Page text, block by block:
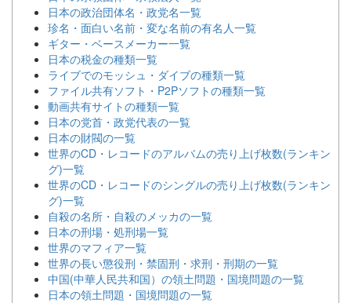
日本の政治団体名・政党名一覧
珍名・面白い名前・変な名前の有名人一覧
ギター・ベースメーカー一覧
日本の税金の種類一覧
ライブでのモッシュ・ダイブの種類一覧
ファイル共有ソフト・P2Pソフトの種類一覧
動画共有サイトの種類一覧
日本の党首・政党代表の一覧
日本の財閥の一覧
世界のCD・レコードのアルバムの売り上げ枚数(ランキン
グ)一覧
世界のCD・レコードのシングルの売り上げ枚数(ランキン
グ)一覧
自殺の名所・自殺のメッカの一覧
日本の刑場・処刑場一覧
世界のマフィア一覧
世界の長い懲役刑・禁固刑・求刑・刑期の一覧
中国(中華人民共和国）の領土問題・国境問題の一覧
日本の領土問題・国境問題の一覧